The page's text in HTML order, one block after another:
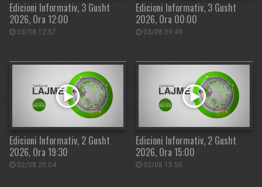
Edicioni Informativ, 3 Gusht
2026, Ora 12:00
03/08 12:57
Edicioni Informativ, 3 Gusht
2026, Ora 00:00
03/08 09:49
Edicioni Informativ, 2 Gusht
2026, Ora 19:30
02/08 20:04
Edicioni Informativ, 2 Gusht
2026, Ora 15:00
02/08 15:50